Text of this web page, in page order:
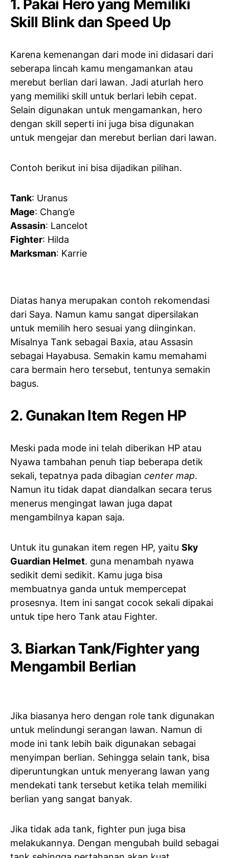
1. Pakai Hero yang Memiliki
Skill Blink dan Speed Up
Karena kemenangan dari mode ini didasari dari
seberapa lincah kamu mengamankan atau
merebut berlian dari lawan. Jadi aturlah hero
yang memiliki skill untuk berlari lebih cepat.
Selain digunakan untuk mengamankan, hero
dengan skill seperti ini juga bisa digunakan
untuk mengejar dan merebut berlian dari lawan.
Contoh berikut ini bisa dijadikan pilihan.
Tank: Uranus
Mage: Chang’e
Assasin: Lancelot
Fighter: Hilda
Marksman: Karrie
Diatas hanya merupakan contoh rekomendasi
dari Saya. Namun kamu sangat dipersilakan
untuk memilih hero sesuai yang diinginkan.
Misalnya Tank sebagai Baxia, atau Assasin
sebagai Hayabusa. Semakin kamu memahami
cara bermain hero tersebut, tentunya semakin
bagus.
2. Gunakan Item Regen HP
Meski pada mode ini telah diberikan HP atau
Nyawa tambahan penuh tiap beberapa detik
sekali, tepatnya pada dibagian center map.
Namun itu tidak dapat diandalkan secara terus
menerus mengingat lawan juga dapat
mengambilnya kapan saja.
Untuk itu gunakan item regen HP, yaitu Sky
Guardian Helmet. guna menambah nyawa
sedikit demi sedikit. Kamu juga bisa
membuatnya ganda untuk mempercepat
prosesnya. Item ini sangat cocok sekali dipakai
untuk tipe hero Tank atau Fighter.
3. Biarkan Tank/Fighter yang
Mengambil Berlian
Jika biasanya hero dengan role tank digunakan
untuk melindungi serangan lawan. Namun di
mode ini tank lebih baik digunakan sebagai
menyimpan berlian. Sehingga selain tank, bisa
diperuntungkan untuk menyerang lawan yang
mendekati tank tersebut ketika telah memiliki
berlian yang sangat banyak.
Jika tidak ada tank, fighter pun juga bisa
melakukannya. Dengan mengubah build sebagai